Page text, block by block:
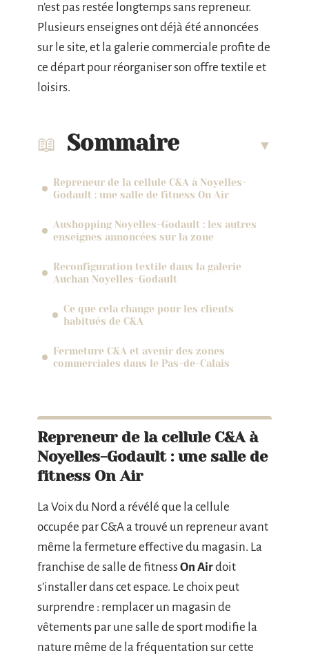
n’est pas restée longtemps sans repreneur.
Plusieurs enseignes ont déjà été annoncées
sur le site, et la galerie commerciale profite de
ce départ pour réorganiser son offre textile et
loisirs.
Sommaire
Repreneur de la cellule C&A à Noyelles-
Godault : une salle de fitness On Air
Aushopping Noyelles-Godault : les autres
enseignes annoncées sur la zone
Reconfiguration textile dans la galerie
Auchan Noyelles-Godault
Ce que cela change pour les clients
habitués de C&A
Fermeture C&A et avenir des zones
commerciales dans le Pas-de-Calais
Repreneur de la cellule C&A à
Noyelles-Godault : une salle de
fitness On Air
La Voix du Nord a révélé que la cellule
occupée par C&A a trouvé un repreneur avant
même la fermeture effective du magasin. La
franchise de salle de fitnessOn Airdoit
s’installer dans cet espace. Le choix peut
surprendre : remplacer un magasin de
vêtements par une salle de sport modifie la
nature même de la fréquentation sur cette